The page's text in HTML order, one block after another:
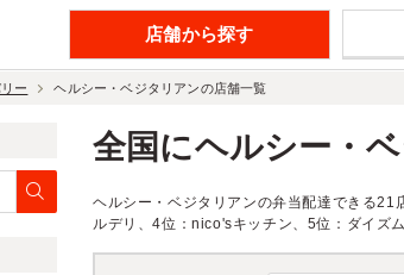
店舗から探す
ー ヘルシー・ベジタリアンの店舗一覧
全国にヘルシー・
ヘルシー・ベジタリアンの弁当配達できる
ルデリ、4位：nico'sキッチン、5位：ダイズム